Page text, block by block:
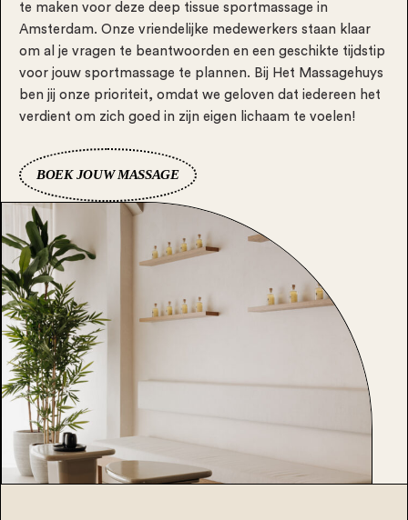
te maken voor deze deep tissue sportmassage in
Amsterdam. Onze vriendelijke medewerkers staan klaar
om al je vragen te beantwoorden en een geschikte tijdstip
voor jouw sportmassage te plannen. Bij Het Massagehuys
ben jij onze prioriteit, omdat we geloven dat iedereen het
verdient om zich goed in zijn eigen lichaam te voelen!
BOEK JOUW MASSAGE